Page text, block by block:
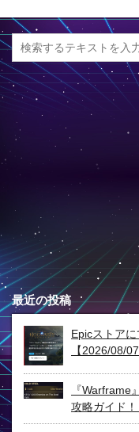
最近の投稿
Epicストア
【2026/08/07
『Warframe
攻略ガイド！